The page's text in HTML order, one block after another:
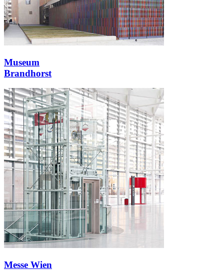
Museum
Brandhorst
Messe Wien